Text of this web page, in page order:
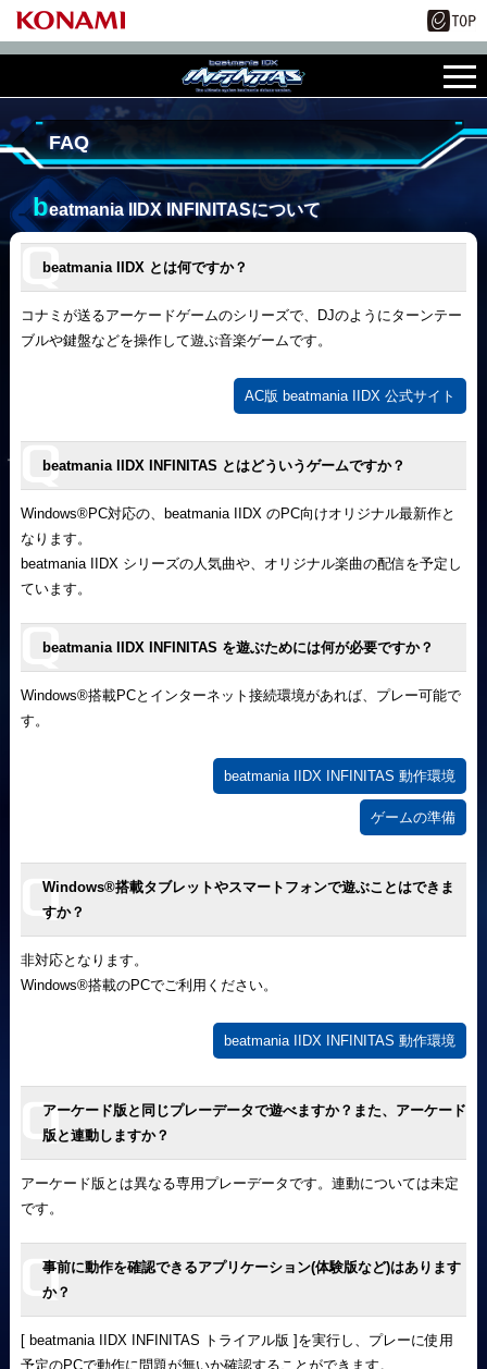
FAQ
beatmania IIDX INFINITASについて
beatmania IIDX とは何ですか？
コナミが送るアーケードゲームのシリーズで、DJのようにターンテー
ブルや鍵盤などを操作して遊ぶ音楽ゲームです。
AC版 beatmania IIDX 公式サイト
beatmania IIDX INFINITAS とはどういうゲームですか？
Windows®PC対応の、beatmania IIDX のPC向けオリジナル最新作と
なります。
beatmania IIDX シリーズの人気曲や、オリジナル楽曲の配信を予定し
ています。
beatmania IIDX INFINITAS を遊ぶためには何が必要ですか？
Windows®搭載PCとインターネット接続環境があれば、プレー可能で
す。
beatmania IIDX INFINITAS 動作環境
ゲームの準備
Windows®搭載タブレットやスマートフォンで遊ぶことはできま
すか？
非対応となります。
Windows®搭載のPCでご利用ください。
beatmania IIDX INFINITAS 動作環境
アーケード版と同じプレーデータで遊べますか？また、アーケード
版と連動しますか？
アーケード版とは異なる専用プレーデータです。連動については未定
です。
事前に動作を確認できるアプリケーション(体験版など)はあります
か？
[ beatmania IIDX INFINITAS トライアル版 ]を実行し、プレーに使用
予定のPCで動作に問題が無いか確認することができます。